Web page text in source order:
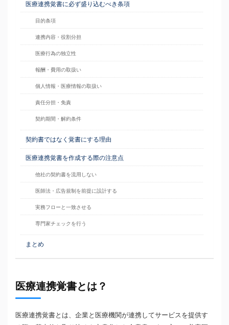
医療連携覚書に必ず盛り込むべき条項
目的条項
連携内容・役割分担
医療行為の独立性
報酬・費用の取扱い
個人情報・医療情報の取扱い
責任分担・免責
契約期間・解約条件
契約書ではなく覚書にする理由
医療連携覚書を作成する際の注意点
他社の契約書を流用しない
医師法・広告規制を前提に設計する
実務フローと一致させる
専門家チェックを行う
まとめ
医療連携覚書とは？
医療連携覚書とは、企業と医療機関が連携してサービスを提供す